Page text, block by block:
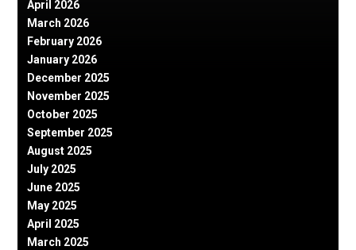
April 2026
March 2026
February 2026
January 2026
December 2025
November 2025
October 2025
September 2025
August 2025
July 2025
June 2025
May 2025
April 2025
March 2025